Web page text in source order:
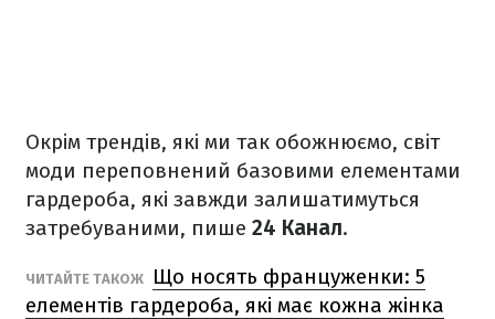
Окрім трендів, які ми так обожнюємо, світ
моди переповнений базовими елементами
гардероба, які завжди залишатимуться
затребуваними, пише 24 Канал.
ЧИТАЙТЕ ТАКОЖ
Що носять француженки: 5
елементів гардероба, які має кожна жінка